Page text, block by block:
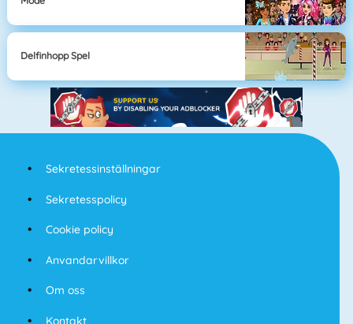
Delfinhopp Spel
Sekretessinställningar
Sekretesspolicy
Cookie policy
Anvandarvillkor
Om oss
Kontakt